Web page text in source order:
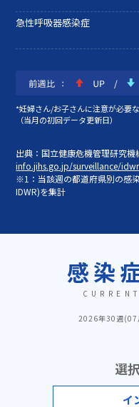
急性呼吸器感染症
*妊婦さん/お子さんに注意が必要
（当月の初回データ更新日）
出典：国立健康危機管理研究機
info.jihs.go.jp/surveillance/
※1：当該週の都道府県別の感
IDWR)を集計
感染
2026年30週(07
選
イ